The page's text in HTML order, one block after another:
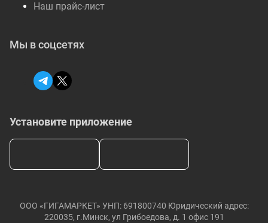
Наш прайс-лист
Установите приложение
Мы в соцсетях
ООО «ГИГАМАРКЕТ» УНП: 691800740 Юридический адрес:
220035, г.Минск, ул Грибоедова, д. 1 офис 191